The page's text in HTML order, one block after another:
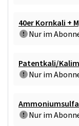
40er Kornkali +
Nur im
Patentkali/
Nur im
Nur im